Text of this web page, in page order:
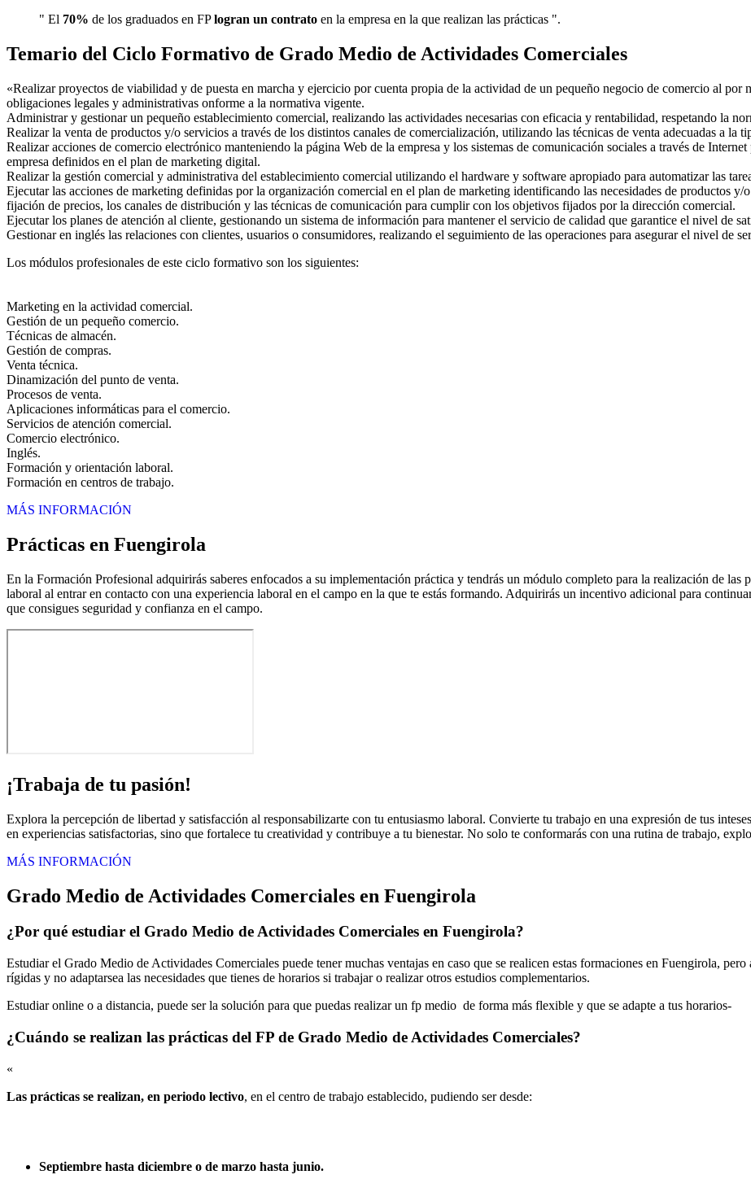
" El 70% de los graduados en FPlogran un contrato en la empresa en la que realizan las prácticas ".
Temario del Ciclo Formativo de Grado Medio de Actividades Comerciales
«Realizar proyectos de viabilidad y de puesta en marcha y ejercicio por cuenta propia de la actividad de un pequeño negocio de comercio al por
obligaciones legales y administrativas onforme a la normativa vigente.
Administrar y gestionar un pequeño establecimiento comercial, realizando las actividades necesarias con eficacia y rentabilidad, respetando la
Realizar la venta de productos y/o servicios a través de los distintos canales de comercialización, utilizando las técnicas de venta adecuadas a la
Realizar acciones de comercio electrónico manteniendo la página Web de la empresa y los sistemas de comunicación sociales a través de
empresa definidos en el plan de marketing digital.
Realizar la gestión comercial y administrativa del establecimiento comercial utilizando el hardware y software apropiado para automatizar las
Ejecutar las acciones de marketing definidas por la organización comercial en el plan de marketing identificando las necesidades de productos
fijación de precios, los canales de distribución y las técnicas de comunicación para cumplir con los objetivos fijados por la dirección comercial.
Ejecutar los planes de atención al cliente, gestionando un sistema de información para mantener el servicio de calidad que garantice el nivel de
Gestionar en inglés las relaciones con clientes, usuarios o consumidores, realizando el seguimiento de las operaciones para asegurar el nivel de
Los módulos profesionales de este ciclo formativo son los siguientes:
Marketing en la actividad comercial.
Gestión de un pequeño comercio.
Técnicas de almacén.
Gestión de compras.
Venta técnica.
Dinamización del punto de venta.
Procesos de venta.
Aplicaciones informáticas para el comercio.
Servicios de atención comercial.
Comercio electrónico.
Inglés.
Formación y orientación laboral.
Formación en centros de trabajo.
MÁS INFORMACIÓN
Prácticas en Fuengirola
En la Formación Profesional adquirirás saberes enfocados a su implementación práctica y tendrás un módulo completo para la realización de las
laboral al entrar en contacto con una experiencia laboral en el campo en la que te estás formando. Adquirirás un incentivo adicional para
que consigues seguridad y confianza en el campo.
¡Trabaja de tu pasión!
Explora la percepción de libertad y satisfacción al responsabilizarte con tu entusiasmo laboral. Convierte tu trabajo en una expresión de tus
en experiencias satisfactorias, sino que fortalece tu creatividad y contribuye a tu bienestar. No solo te conformarás con una rutina de trabajo,
MÁS INFORMACIÓN
Grado Medio de Actividades Comerciales en Fuengirola
¿Por qué estudiar el Grado Medio de Actividades Comerciales en Fuengirola?
Estudiar el Grado Medio de Actividades Comerciales puede tener muchas ventajas en caso que se realicen estas formaciones en Fuengirola,
rígidas y no adaptarsea las necesidades que tienes de horarios si trabajar o realizar otros estudios complementarios.
Estudiar online o a distancia, puede ser la solución para que puedas realizar un fp medio de forma más flexible y que se adapte a tus horarios-
¿Cuándo se realizan las prácticas del FP de Grado Medio de Actividades Comerciales?
«
Las prácticas se realizan, en periodo lectivo, en el centro de trabajo establecido, pudiendo ser desde:
Septiembre hasta diciembre o de marzo hasta junio.